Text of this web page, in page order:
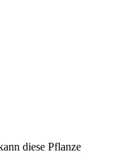
diese Pflanze